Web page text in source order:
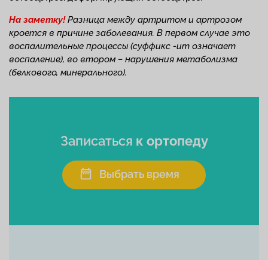
На заметку!Разница между артритом и артрозом
кроется в причине заболевания. В первом случае это
воспалительные процессы (суффикс -ит означает
воспаление), во втором – нарушения метаболизма
(белкового, минерального).
Записаться к ортопеду
Выбрать время